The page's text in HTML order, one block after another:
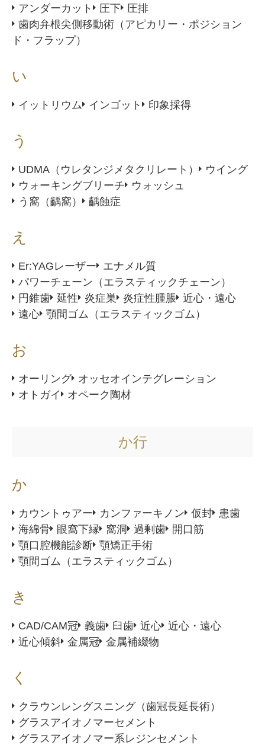
アンダーカット
圧下 圧排
歯肉弁根尖側移動術（アピカリー・ポジション
ド・フラップ）
い
イットリウム インゴット 印象採得
う
UDMA（ウレタンジメタクリレート）
ウイング
ウォーキングブリーチ
ウォッシュ
う窩（齲窩）
齲蝕症
え
Er:YAGレーザー
エナメル質
パワーチェーン（エラスティックチェーン）
円錐歯 延性 炎症巣 炎症性腫脹 近心・遠心
遠心 顎間ゴム（エラスティックゴム）
お
オーリング オッセオインテグレーション
オトガイ
オペーク陶材
か行
か
カウントゥアー カンファーキノン 仮封 患歯
海綿骨
眼窩下縁 窩洞 過剰歯
開口筋
顎口腔機能診断 顎矯正手術
顎間ゴム（エラスティックゴム）
き
CAD/CAM冠 義歯 臼歯 近心 近心・遠心
近心傾斜 金属冠 金属補綴物
く
クラウンレングスニング（歯冠長延長術）
グラスアイオノマーセメント
グラスアイオノマー系レジンセメント